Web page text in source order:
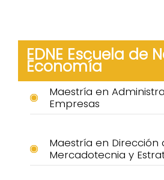
EDNE Escuela de
Economía
Maestría en
Empresas
Maestría en Dirección
Mercadotecnia y